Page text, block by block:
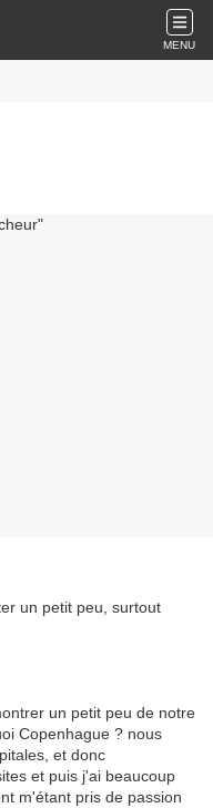
MENU
un petit peu, surtout
un petit peu de notre
Copenhague ? nous
et donc
et puis j'ai beaucoup
m'étant pris de passion